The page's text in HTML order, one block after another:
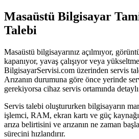
Masaüstü Bilgisayar
Talebi
Masaüstü bilgisayarınız açılmıyor,
kapanıyor, yavaş çalışıyor veya
BilgisayarServisi.com üzerinden servis
Arızanın durumuna göre önce yerinde
gerekiyorsa cihaz servis ortamında
Servis talebi oluştururken bilgisayarın
işlemci, RAM, ekran kartı ve güç
arıza belirtisini ve arızanın ne zaman
sürecini hızlandırır.